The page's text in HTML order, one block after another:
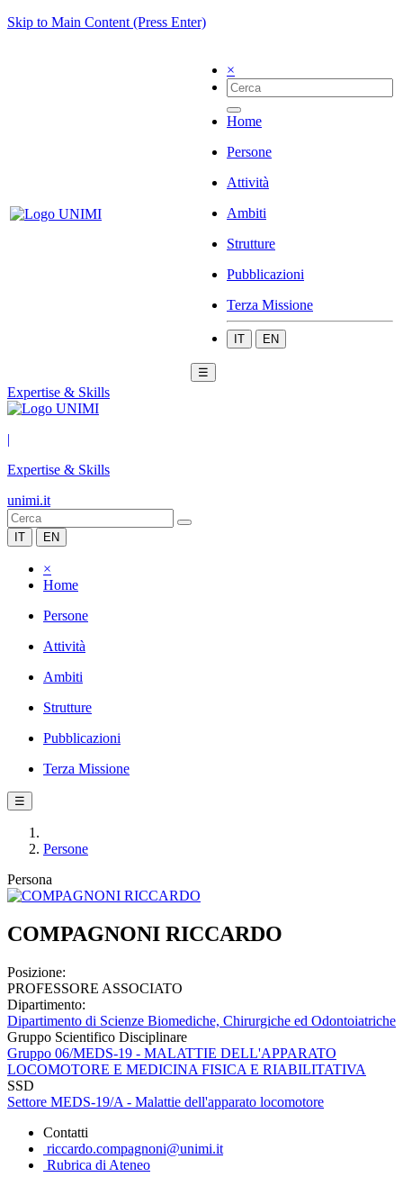
Skip to Main Content (Press Enter)
×
Home
Persone
Attività
Ambiti
Strutture
Pubblicazioni
Terza Missione
IT EN
☰
Expertise & Skills
|
Expertise & Skills
unimi.it
IT EN
×
Home
Persone
Attività
Ambiti
Strutture
Pubblicazioni
Terza Missione
☰
Persone
Persona
COMPAGNONI RICCARDO
Posizione:
PROFESSORE ASSOCIATO
Dipartimento:
Dipartimento di Scienze Biomediche, Chirurgiche ed Odontoiatriche
Gruppo Scientifico Disciplinare
Gruppo 06/MEDS-19 - MALATTIE DELL'APPARATO
LOCOMOTORE E MEDICINA FISICA E RIABILITATIVA
SSD
Settore MEDS-19/A - Malattie dell'apparato locomotore
Contatti
riccardo.compagnoni@unimi.it
Rubrica di Ateneo